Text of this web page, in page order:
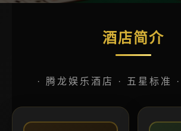
酒店简介
· 腾龙娱乐酒店 · 五星标准